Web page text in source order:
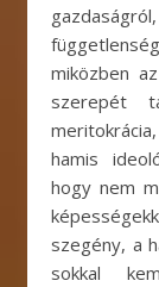
miközben
szerepét
hamis
hogy nem
szegény, a
sokkal